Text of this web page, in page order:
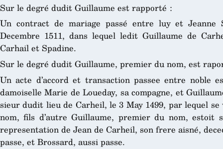
Sur le degré dudit Guillaume est rapporté :
Un contract de mariage passé entre luy et Jeanne
Decembre 1511, dans lequel ledit Guillaume de
Carhail et Spadine.
Sur le degré dudit Guillaume, premier du nom, est
Un acte d’accord et transaction passee entre noble
damoiselle Marie de Loueday, sa compagne, et
sieur dudit lieu de Carheil, le 3 May 1499, par lequel
nom, fils d’autre Guillaume, premier du nom,
representation de Jean de Carheil, son frere aisné,
passe, et Brossard, aussi passe.